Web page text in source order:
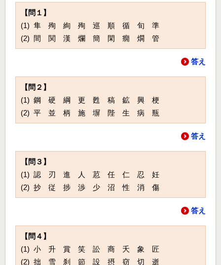
【問１】
(1) 隼 殉 絢 殉 巡 順 循 旬 準
(2) 間 関 漢 爛 簡 閑 癇 燗 管
答え
【問２】
(1) 鋼 硬 綱 更 甦 稿 鉱 興 梗
(2) 平 並 柄 施 塀 陛 生 病 瓶
答え
【問３】
(1) 認 刃 進 人 荵 任 仁 忍 妊
(2) 抄 従 捗 渉 少 沼 性 消 傷
答え
【問４】
(1) 小 升 賞 笑 訟 商 夭 象 匠
(2) 拙 雪 刹 節 設 摂 窃 切 逝